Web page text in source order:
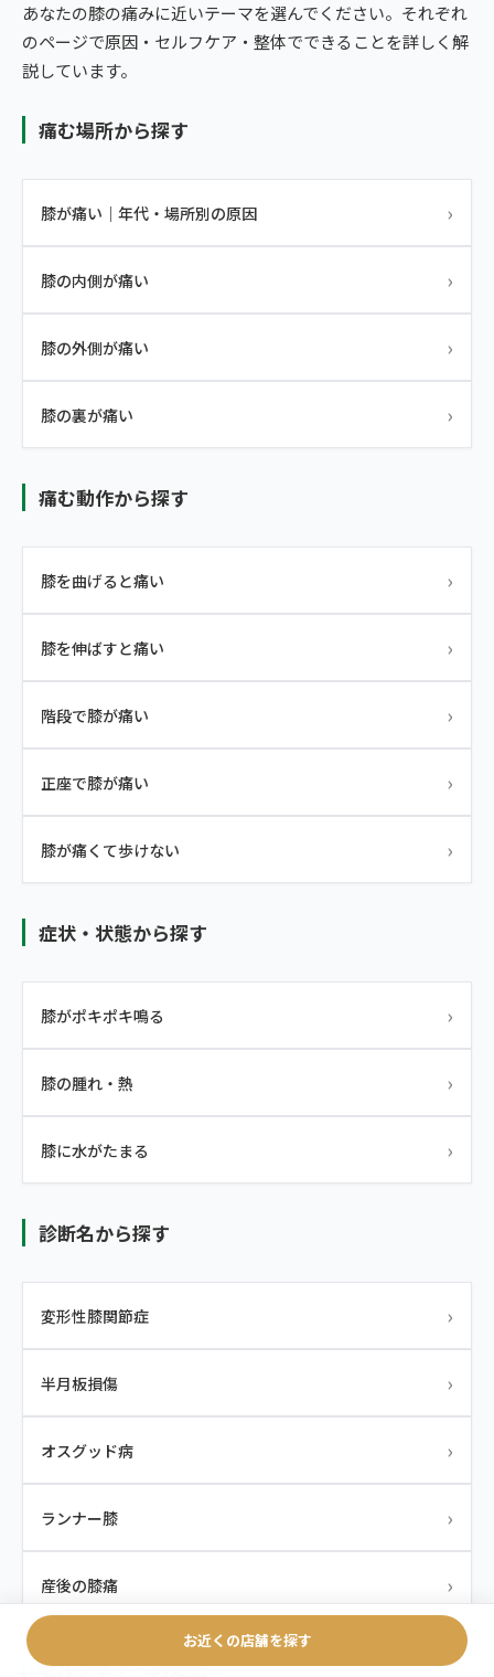
あなたの膝の痛みに近いテーマを選んでください。それぞれ
のページで原因・セルフケア・整体でできることを詳しく解
説しています。
痛む場所から探す
膝が痛い｜年代・場所別の原因 ›
膝の内側が痛い ›
膝の外側が痛い ›
膝の裏が痛い ›
痛む動作から探す
膝を曲げると痛い ›
膝を伸ばすと痛い ›
階段で膝が痛い ›
正座で膝が痛い ›
膝が痛くて歩けない ›
症状・状態から探す
膝がポキポキ鳴る ›
膝の腫れ・熱 ›
膝に水がたまる ›
診断名から探す
変形性膝関節症 ›
半月板損傷 ›
オスグッド病 ›
ランナー膝 ›
産後の膝痛 ›
セルフケア・対処法
お近くの店舗を探す